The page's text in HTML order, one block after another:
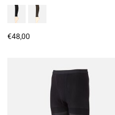
€48,00